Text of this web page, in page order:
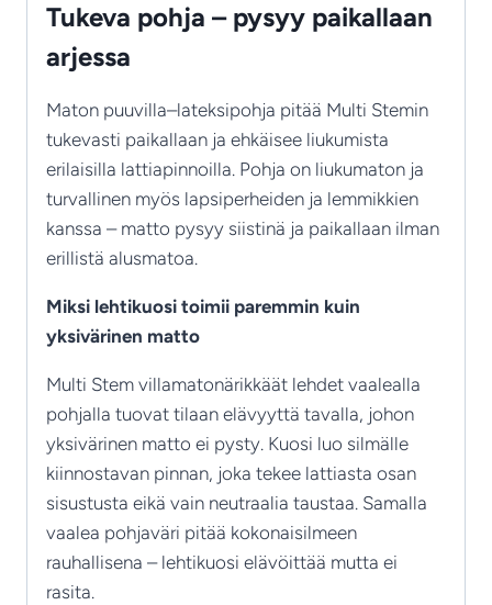
Tukeva pohja – pysyy paikallaan
arjessa
Maton puuvilla–lateksipohja pitää Multi Stemin
tukevasti paikallaan ja ehkäisee liukumista
erilaisilla lattiapinnoilla. Pohja on liukumaton ja
turvallinen myös lapsiperheiden ja lemmikkien
kanssa – matto pysyy siistinä ja paikallaan ilman
erillistä alusmatoa.
Miksi lehtikuosi toimii paremmin kuin
yksivärinen matto
Multi Stem villamatonärikkäät lehdet vaalealla
pohjalla tuovat tilaan elävyyttä tavalla, johon
yksivärinen matto ei pysty. Kuosi luo silmälle
kiinnostavan pinnan, joka tekee lattiasta osan
sisustusta eikä vain neutraalia taustaa. Samalla
vaalea pohjaväri pitää kokonaisilmeen
rauhallisena – lehtikuosi elävöittää mutta ei
rasita.